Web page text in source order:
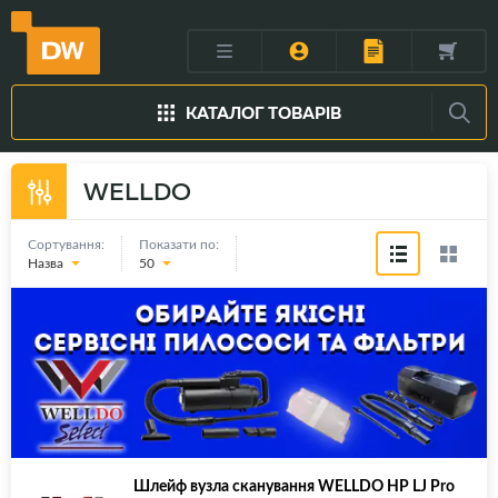
КАТАЛОГ ТОВАРІВ
WELLDO
Сортування:
Назва
Показати по:
50
Шлейф вузла сканування WELLDO HP LJ Pro